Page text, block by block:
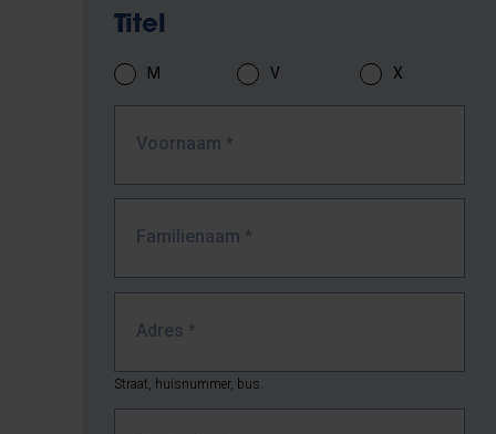
Titel
M V X
Voornaam *
Familienaam *
Adres *
Straat, huisnummer, bus.